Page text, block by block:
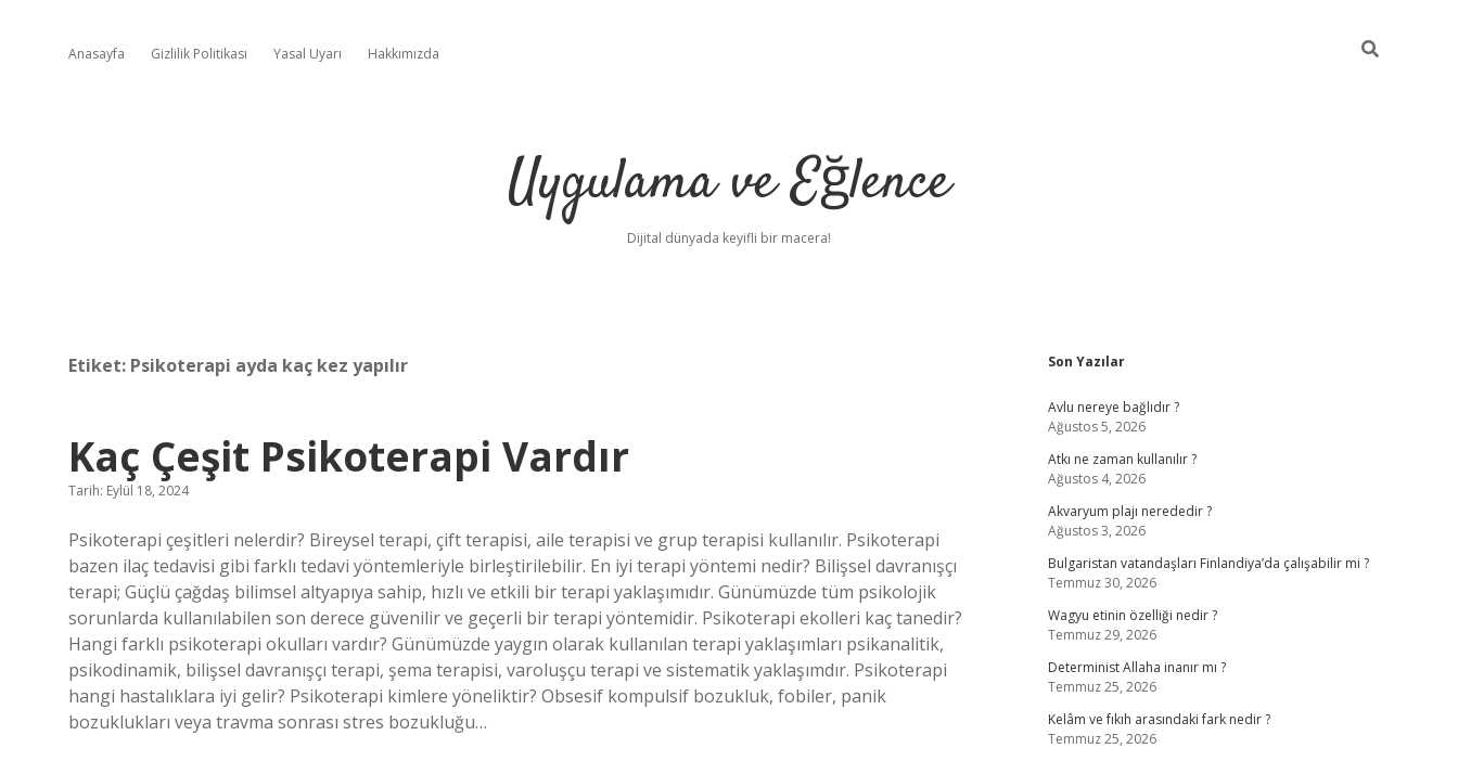
Anasayfa Gizlilik Politikası Yasal Uyarı Hakkımızda
Uygulama ve Eğlence
Dijital dünyada keyifli bir macera!
Etiket: Psikoterapi ayda kaç kez yapılır
Kaç Çeşit Psikoterapi Vardır
Tarih: Eylül 18, 2024
Psikoterapi çeşitleri nelerdir? Bireysel terapi, çift terapisi, aile terapisi ve grup terapisi kullanılır. Psikoterapi
bazen ilaç tedavisi gibi farklı tedavi yöntemleriyle birleştirilebilir. En iyi terapi yöntemi nedir? Bilişsel davranışçı
terapi; Güçlü çağdaş bilimsel altyapıya sahip, hızlı ve etkili bir terapi yaklaşımıdır. Günümüzde tüm psikolojik
sorunlarda kullanılabilen son derece güvenilir ve geçerli bir terapi yöntemidir. Psikoterapi ekolleri kaç tanedir?
Hangi farklı psikoterapi okulları vardır? Günümüzde yaygın olarak kullanılan terapi yaklaşımları psikanalitik,
psikodinamik, bilişsel davranışçı terapi, şema terapisi, varoluşçu terapi ve sistematik yaklaşımdır. Psikoterapi
hangi hastalıklara iyi gelir? Psikoterapi kimlere yöneliktir? Obsesif kompulsif bozukluk, fobiler, panik
bozuklukları veya travma sonrası stres bozukluğu…
Sidebar
Son Yazılar
Avlu nereye bağlıdır ?
Ağustos 5, 2026
Atkı ne zaman kullanılır ?
Ağustos 4, 2026
Akvaryum plajı nerededir ?
Ağustos 3, 2026
Bulgaristan vatandaşları Finlandiya’da çalışabilir mi ?
Temmuz 30, 2026
Wagyu etinin özelliği nedir ?
Temmuz 29, 2026
Determinist Allaha inanır mı ?
Temmuz 25, 2026
Kelâm ve fıkıh arasındaki fark nedir ?
Temmuz 25, 2026